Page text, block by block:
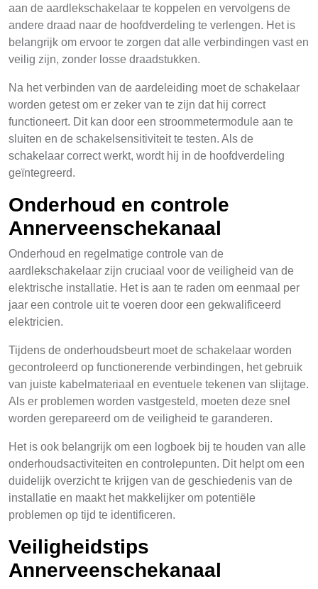
aan de aardlekschakelaar te koppelen en vervolgens de
andere draad naar de hoofdverdeling te verlengen. Het is
belangrijk om ervoor te zorgen dat alle verbindingen vast en
veilig zijn, zonder losse draadstukken.
Na het verbinden van de aardeleiding moet de schakelaar
worden getest om er zeker van te zijn dat hij correct
functioneert. Dit kan door een stroommetermodule aan te
sluiten en de schakelsensitiviteit te testen. Als de
schakelaar correct werkt, wordt hij in de hoofdverdeling
geïntegreerd.
Onderhoud en controle
Annerveenschekanaal
Onderhoud en regelmatige controle van de
aardlekschakelaar zijn cruciaal voor de veiligheid van de
elektrische installatie. Het is aan te raden om eenmaal per
jaar een controle uit te voeren door een gekwalificeerd
elektricien.
Tijdens de onderhoudsbeurt moet de schakelaar worden
gecontroleerd op functionerende verbindingen, het gebruik
van juiste kabelmateriaal en eventuele tekenen van slijtage.
Als er problemen worden vastgesteld, moeten deze snel
worden gerepareerd om de veiligheid te garanderen.
Het is ook belangrijk om een logboek bij te houden van alle
onderhoudsactiviteiten en controlepunten. Dit helpt om een
duidelijk overzicht te krijgen van de geschiedenis van de
installatie en maakt het makkelijker om potentiële
problemen op tijd te identificeren.
Veiligheidstips
Annerveenschekanaal